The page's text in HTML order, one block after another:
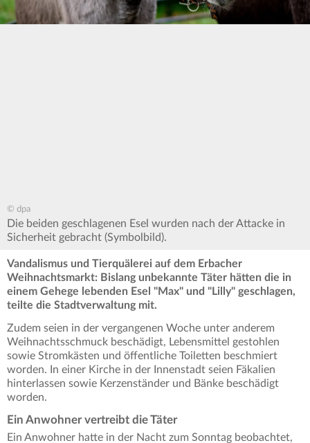
© dpa
Die beiden geschlagenen Esel wurden nach der Attacke in
Sicherheit gebracht (Symbolbild).
Vandalismus und Tierquälerei auf dem Erbacher
Weihnachtsmarkt: Bislang unbekannte Täter hätten die in
einem Gehege lebenden Esel "Max" und "Lilly" geschlagen,
teilte die Stadtverwaltung mit.
Zudem seien in der vergangenen Woche unter anderem
Weihnachtsschmuck beschädigt, Lebensmittel gestohlen
sowie Stromkästen und öffentliche Toiletten beschmiert
worden. In einer Kirche in der Innenstadt seien Fäkalien
hinterlassen sowie Kerzenständer und Bänke beschädigt
worden.
Ein Anwohner vertreibt die Täter
Ein Anwohner hatte in der Nacht zum Sonntag beobachtet,